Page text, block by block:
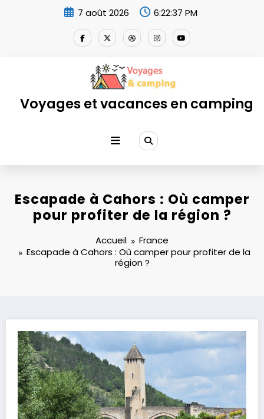
7 août 2026 6:22:38 PM
Voyages et vacances en camping
Escapade à Cahors : Où camper
pour profiter de la région ?
Accueil
France
Escapade à Cahors : Où camper pour profiter de la
région ?